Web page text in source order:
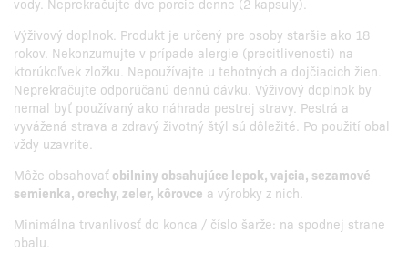
Výživový doplnok. Produkt je určený pre osoby staršie ako 18
rokov. Nekonzumujte v prípade alergie (precitlivenosti) na
ktorúkoľvek zložku. Nepoužívajte u tehotných a dojčiacich žien.
Neprekračujte odporúčanú dennú dávku. Výživový doplnok by
nemal byť používaný ako náhrada pestrej stravy. Pestrá a
vyvážená strava a zdravý životný štýl sú dôležité. Po použití obal
vždy uzavrite.
Môže obsahovať obilniny obsahujúce lepok, vajcia, sezamové
semienka, orechy, zeler, kôrovce a výrobky z nich.
Minimálna trvanlivosť do konca / číslo šarže: na spodnej strane
obalu.